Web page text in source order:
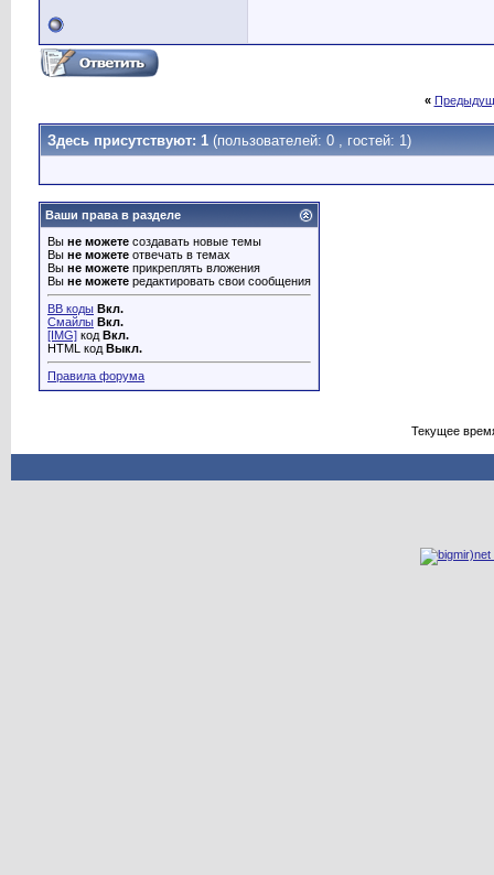
«
Здесь присутствуют: 1 (пользователей: 0 , гостей: 1)
Ваши права в разделе
Вы не можете создавать новые темы
Вы не можете отвечать в темах
Вы не можете прикреплять вложения
Вы не можете редактировать свои сообщения
BB коды Вкл.
Смайлы Вкл.
[IMG] код Вкл.
HTML код Выкл.
Правила форума
Текущее